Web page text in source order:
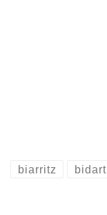
biarritz bidart